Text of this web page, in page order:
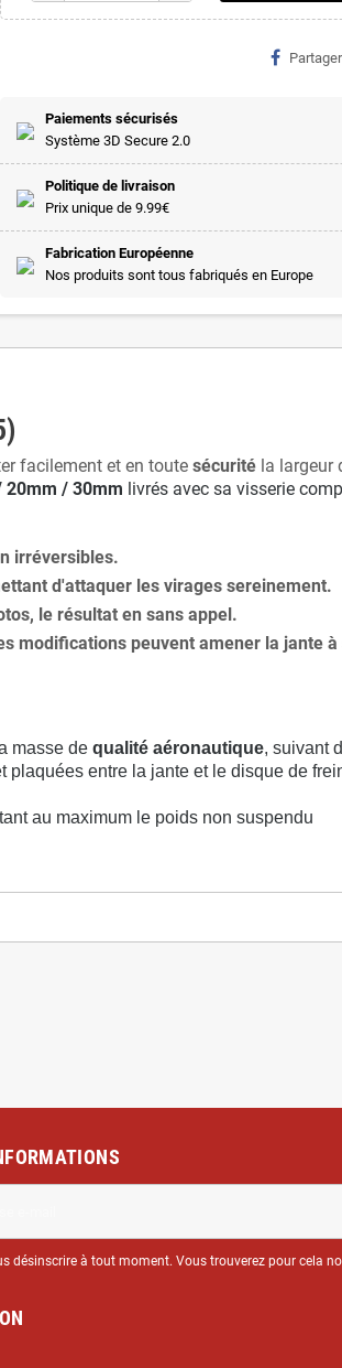
Partager
Paiements sécurisés
Système 3D Secure 2.0
Politique de livraison
Prix unique de 9.99€
Fabrication Européenne
Nos produits sont tous fabriqués en Europe
facilement et en toute sécurité la largeur
/ 30mm livrés avec sa visserie
irréversibles.
d'attaquer les virages sereinement.
le résultat en sans appel.
modifications peuvent amener la jante
masse de qualité aéronautique, suivant
plaquées entre la jante et le disque de
au maximum le poids non suspendu
désinscrire à tout moment. Vous trouverez pour cela